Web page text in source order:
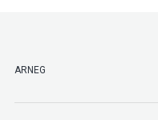
ARNEG